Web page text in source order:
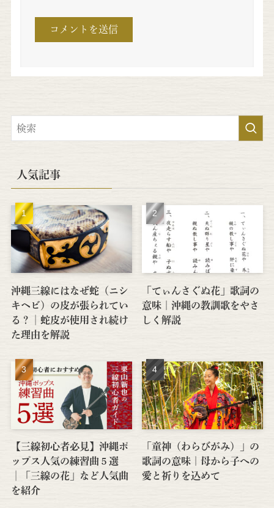
人気記事
沖縄三線にはなぜ蛇（ニシ
キヘビ）の皮が張られてい
る？│蛇皮が使用され続け
た理由を解説
「てぃんさぐぬ花」歌詞の
意味｜沖縄の教訓歌をやさ
しく解説
【三線初心者必見】沖縄ポ
ップス人気の練習曲５選
│「三線の花」など人気曲
を紹介
「童神（わらびがみ）」の
歌詞の意味｜母から子への
愛と祈りを込めて